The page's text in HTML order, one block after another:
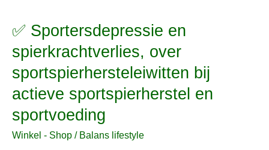
✅ Sportersdepressie en
spierkrachtverlies, over
sportspierhersteleiwitten bij
actieve sportspierherstel en
sportvoeding
Winkel - Shop / Balans lifestyle
✅
Sportersdepressie
en
spierkrachtverlies,
sportspierhersteleiwitten
bij
actieve